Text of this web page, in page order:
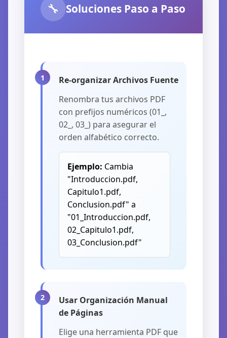
🔧 Soluciones Paso a Paso
Re-organizar Archivos Fuente
Renombra tus archivos PDF
con prefijos numéricos (01_,
02_, 03_) para asegurar el
orden alfabético correcto.
Ejemplo: Cambia
"Introduccion.pdf,
Capitulo1.pdf,
Conclusion.pdf" a
"01_Introduccion.pdf,
02_Capitulo1.pdf,
03_Conclusion.pdf"
Usar Organización Manual
de Páginas
Elige una herramienta PDF que